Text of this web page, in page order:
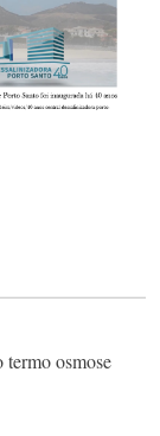
termo osmose